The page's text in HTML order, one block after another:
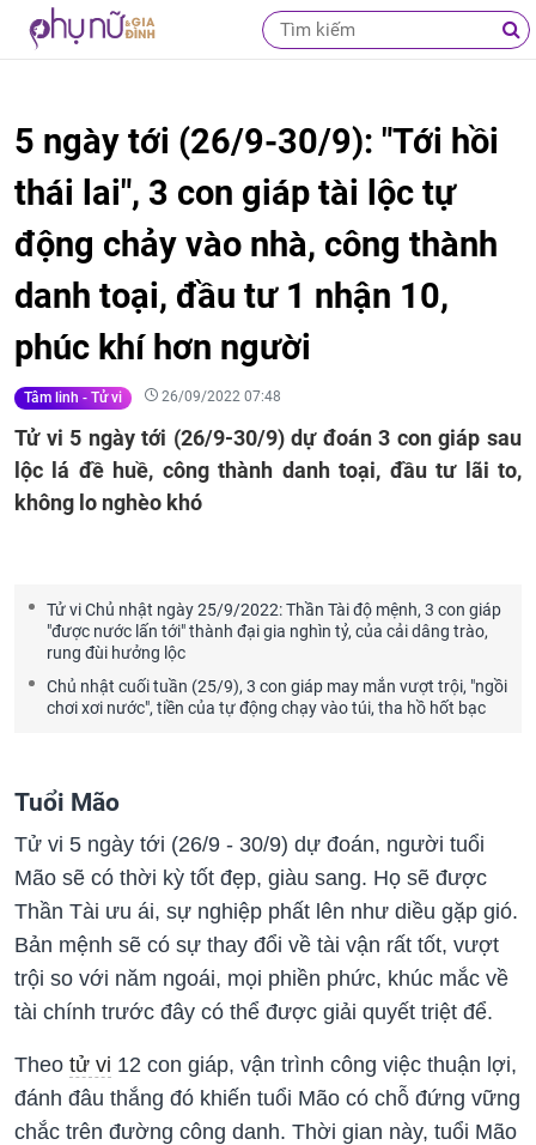
5 ngày tới (26/9-30/9): "Tới hồi
thái lai", 3 con giáp tài lộc tự
động chảy vào nhà, công thành
danh toại, đầu tư 1 nhận 10,
phúc khí hơn người
Tâm linh - Tử vi 26/09/2022 07:48
Tử vi 5 ngày tới (26/9-30/9) dự đoán 3 con giáp sau
lộc lá đề huề, công thành danh toại, đầu tư lãi to,
không lo nghèo khó
Tử vi Chủ nhật ngày 25/9/2022: Thần Tài độ mệnh, 3 con giáp
"được nước lấn tới" thành đại gia nghìn tỷ, của cải dâng trào,
rung đùi hưởng lộc
Chủ nhật cuối tuần (25/9), 3 con giáp may mắn vượt trội, "ngồi
chơi xơi nước", tiền của tự động chạy vào túi, tha hồ hốt bạc
Tuổi Mão
Tử vi 5 ngày tới (26/9 - 30/9) dự đoán, người tuổi
Mão sẽ có thời kỳ tốt đẹp, giàu sang. Họ sẽ được
Thần Tài ưu ái, sự nghiệp phất lên như diều gặp gió.
Bản mệnh sẽ có sự thay đổi về tài vận rất tốt, vượt
trội so với năm ngoái, mọi phiền phức, khúc mắc về
tài chính trước đây có thể được giải quyết triệt để.
Theo tử vi 12 con giáp, vận trình công việc thuận lợi,
đánh đâu thắng đó khiến tuổi Mão có chỗ đứng vững
chắc trên đường công danh. Thời gian này, tuổi Mão